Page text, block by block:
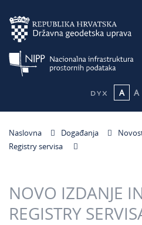
A A
Naslovna Događanja
Registry servisa
NOVO IZDANJE
REGISTRY